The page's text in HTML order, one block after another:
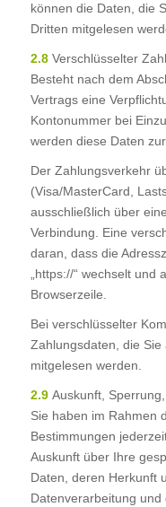
können die Daten, die
Dritten mitgelesen
2.8Verschlüsselter
Besteht nach dem
Vertrags eine
Kontonummer bei
werden diese Daten
Der Zahlungsverkehr
(Visa/MasterCard,
ausschließlich über
Verbindung. Eine
daran, dass die
„https://“ wechselt
Browserzeile.
Bei verschlüsselter
Zahlungsdaten, die
mitgelesen werden.
2.9 Auskunft,
Sie haben im Rahmen
Bestimmungen
Auskunft über Ihre
Daten, deren Herkunft
Datenverarbeitung und